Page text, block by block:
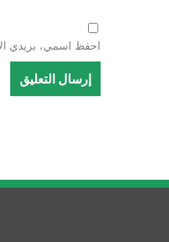
احفظ اسمي، بريدي